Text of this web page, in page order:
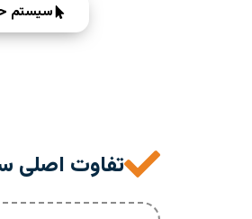
سیستم
تفاوت اصلی